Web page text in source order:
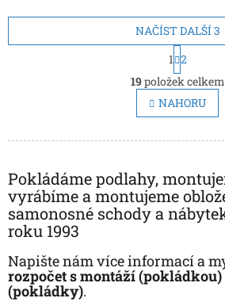
O
v
l
á
í
p
r
v
v
ý
NAČÍST DALŠÍ 3
S
t
r
á
n
k
v
n
í
1 2
19položek celkem
NAHORU
Pokládáme podlahy,
vyrábíme a montujeme
samonosné schody a
roku 1993
Napište nám více informací a
rozpočet s montáží (pokládkou)
(pokládky).